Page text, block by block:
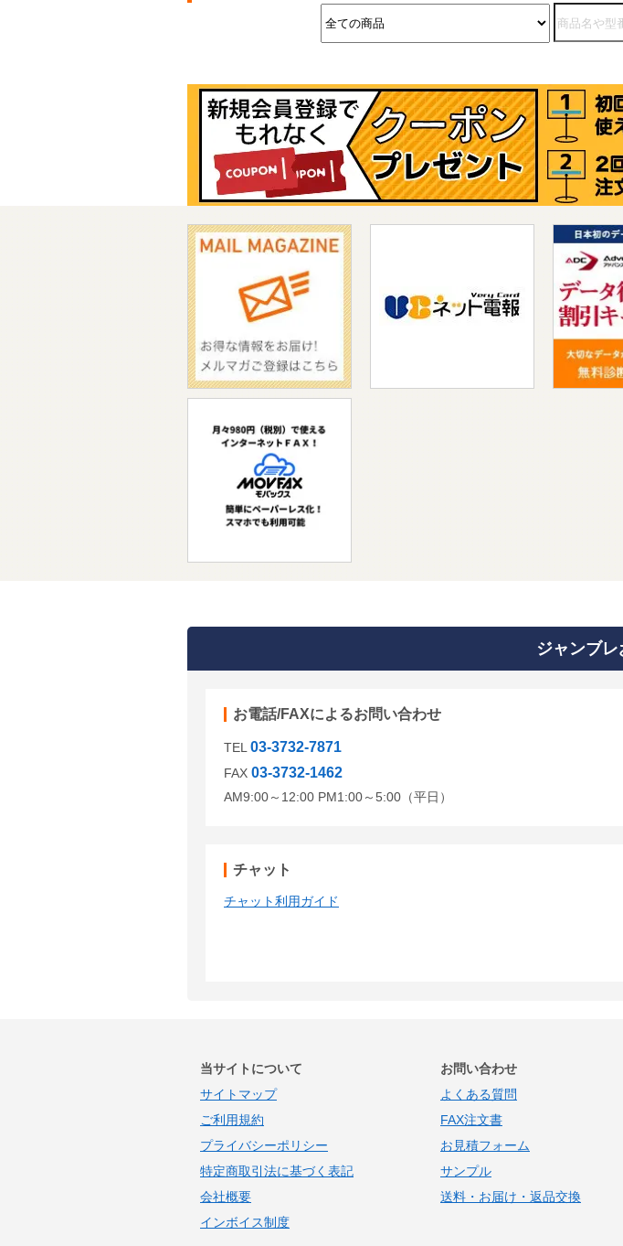
ジャンブ
お電話/FAXによるお問い合わせ
TEL 03-3732-7871
FAX 03-3732-1462
AM9:00～12:00 PM1:00～5:00（平日）
チャット
チャット利用ガイド
当サイトについて
サイトマップ
ご利用規約
プライバシーポリシー
特定商取引法に基づく表記
会社概要
インボイス制度
お問い合わせ
よくある質問
FAX注文書
お見積フォーム
サンプル
送料・お届け・返品交換